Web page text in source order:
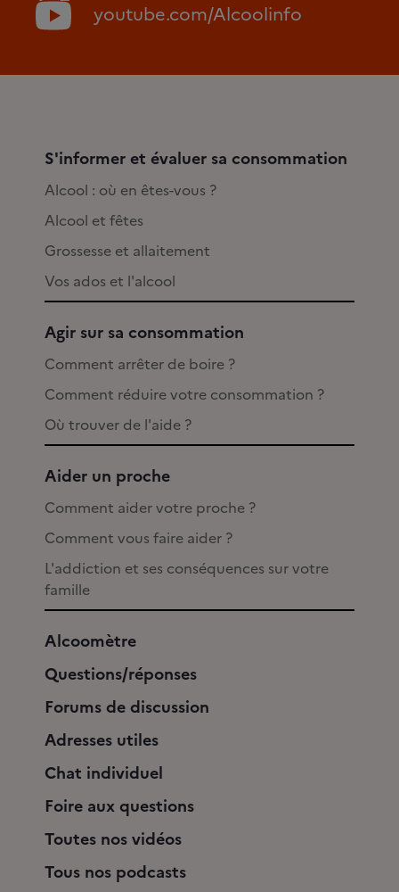
youtube.com/Alcoolinfo
S'informer et évaluer sa consommation
Alcool : où en êtes-vous ?
Alcool et fêtes
Grossesse et allaitement
Vos ados et l'alcool
Agir sur sa consommation
Comment arrêter de boire ?
Comment réduire votre consommation ?
Où trouver de l'aide ?
Aider un proche
Comment aider votre proche ?
Comment vous faire aider ?
L'addiction et ses conséquences sur votre
famille
Alcoomètre
Questions/réponses
Forums de discussion
Adresses utiles
Chat individuel
Foire aux questions
Toutes nos vidéos
Tous nos podcasts